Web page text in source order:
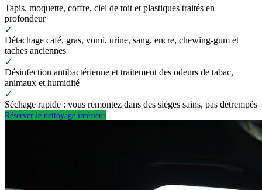
Tapis, moquette, coffre, ciel de toit et plastiques traités en
profondeur
✓
Détachage café, gras, vomi, urine, sang, encre, chewing-gum et
taches anciennes
✓
Désinfection antibactérienne et traitement des odeurs de tabac,
animaux et humidité
✓
Séchage rapide : vous remontez dans des sièges sains, pas détrempés
Réserver le nettoyage intérieur